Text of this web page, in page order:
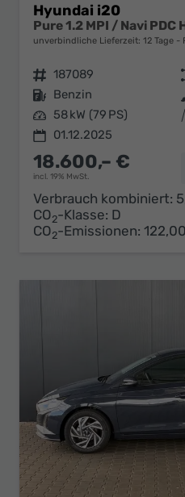
Hyundai i20
unverbindliche Lieferzeit: 12 Tage
Fahrzeugnr. 187089
Kraftstoff Benzin
Leistung 58 kW (79 PS)
01.12.2025
18.600,– €
incl. 19% MwSt.
Verbrauch kombiniert:
CO2-Klasse: D
CO2-Emissionen: